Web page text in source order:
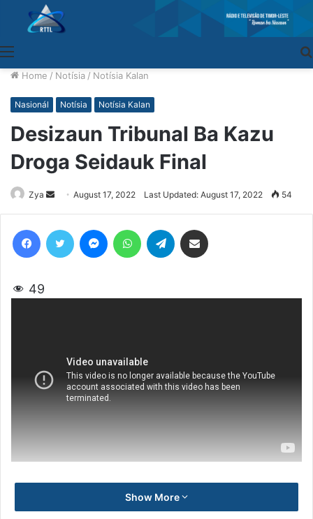
Home / Notísia / Notísia Kalan
Nasionál Notísia Notísia Kalan
Desizaun Tribunal Ba Kazu
Droga Seidauk Final
Zya
Send
an
email
August 17, 2022 Last Updated: August 17, 2022 54
49
Show More